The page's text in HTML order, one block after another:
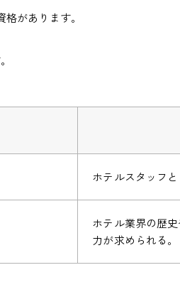
があります。
ホテルスタッフ
ホテル業界の歴
力が求められる。